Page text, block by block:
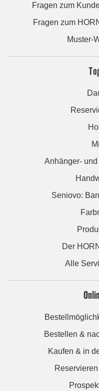
Fragen zum
Fragen zum
Muster-
Anhänger-
Seniovo:
Der
Alle
Bestellen &
Kaufen & in